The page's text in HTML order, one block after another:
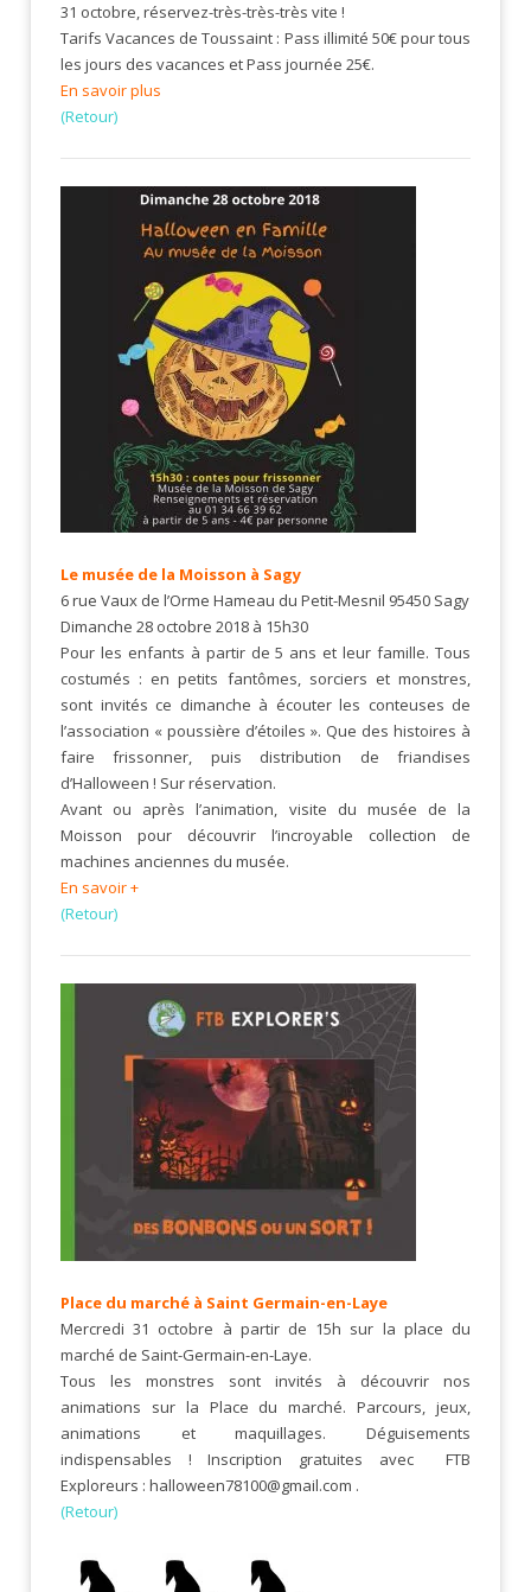
31 octobre, réservez-très-très-très vite !
Tarifs Vacances de Toussaint : Pass illimité 50€ pour tous
les jours des vacances et Pass journée 25€.
En savoir plus
(Retour)
Le musée de la Moisson à Sagy
6 rue Vaux de l’Orme Hameau du Petit-Mesnil 95450 Sagy
Dimanche 28 octobre 2018 à 15h30
Pour les enfants à partir de 5 ans et leur famille. Tous
costumés : en petits fantômes, sorciers et monstres,
sont invités ce dimanche à écouter les conteuses de
l’association « poussière d’étoiles ». Que des histoires à
faire frissonner, puis distribution de friandises
d’Halloween ! Sur réservation.
Avant ou après l’animation, visite du musée de la
Moisson pour découvrir l’incroyable collection de
machines anciennes du musée.
En savoir +
(Retour)
Place du marché à Saint Germain-en-Laye
Mercredi 31 octobre à partir de 15h sur la place du
marché de Saint-Germain-en-Laye.
Tous les monstres sont invités à découvrir nos
animations sur la Place du marché. Parcours, jeux,
animations et maquillages. Déguisements
indispensables ! Inscription gratuites avec FTB
Exploreurs : halloween78100@gmail.com .
(Retour)